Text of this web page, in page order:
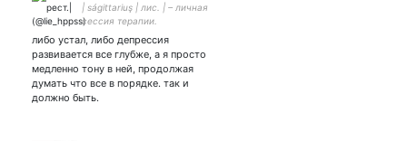
| ságittariuş | лис. | – личная
сессия терапии.
эфемерный и пʏстой. |
Амбассадор хардкора.
либо устал, либо депрессия
развивается все глубже, а я просто
медленно тону в ней, продолжая
думать что все в порядке. так и
должно быть.